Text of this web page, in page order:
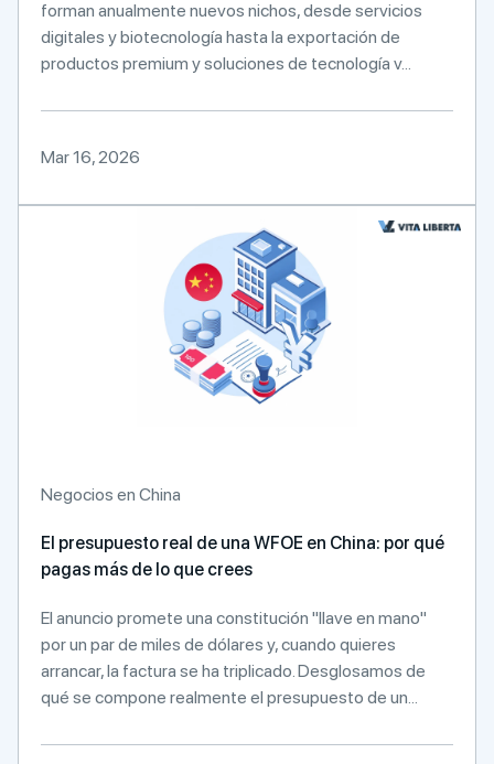
forman anualmente nuevos nichos, desde servicios
digitales y biotecnología hasta la exportación de
productos premium y soluciones de tecnología v...
Mar 16, 2026
Negocios en China
El presupuesto real de una WFOE en China: por qué
pagas más de lo que crees
El anuncio promete una constitución "llave en mano"
por un par de miles de dólares y, cuando quieres
arrancar, la factura se ha triplicado. Desglosamos de
qué se compone realmente el presupuesto de un...